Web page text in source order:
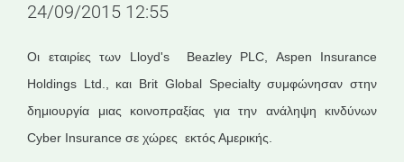
24/09/2015 12:55
Οι εταιρίες των Lloyd's Beazley PLC, Aspen Insurance
Holdings Ltd., και Brit Global Specialty συμφώνησαν στην
δημιουργία μιας κοινοπραξίας για την ανάληψη κινδύνων
Cyber Insurance σε χώρες εκτός Αμερικής.